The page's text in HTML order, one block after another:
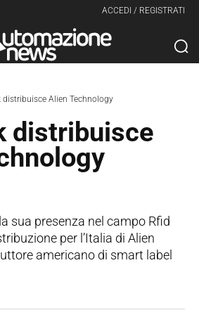
ACCEDI / REGISTRATI
distribuisce Alien Technology
distribuisce
sua presenza nel campo Rfid
per l’Italia di Alien
americano di smart label